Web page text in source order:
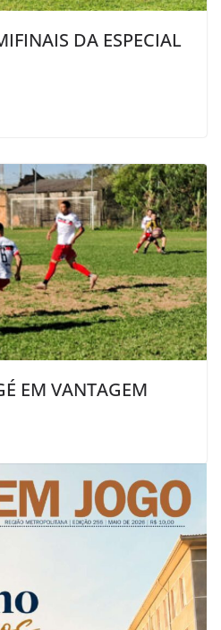
DA ESPECIAL
EM VANTAGEM